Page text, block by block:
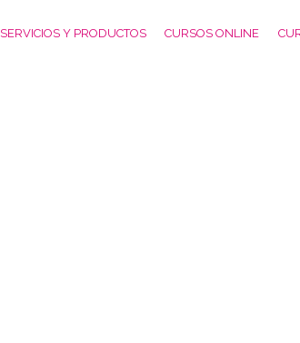
SERVICIOS Y PRODUCTOS CURSOS ONLINE